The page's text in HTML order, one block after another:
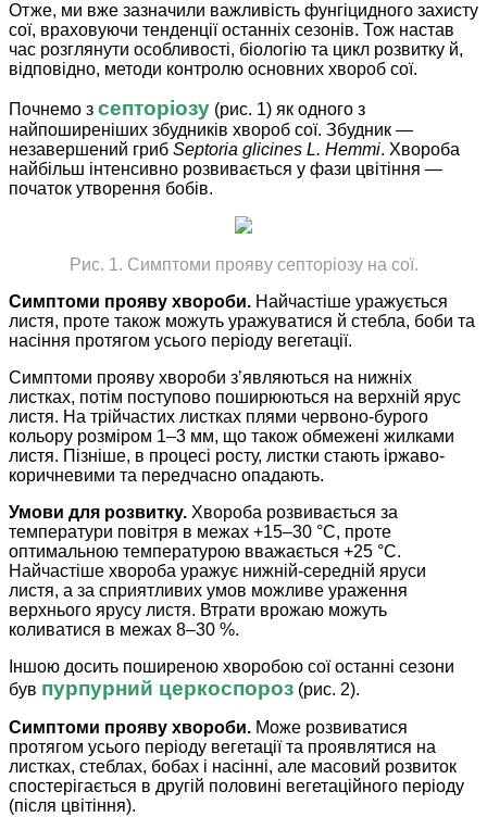
Отже, ми вже зазначили важливість фунгіцидного захисту
сої, враховуючи тенденції останніх сезонів. Тож настав
час розглянути особливості, біологію та цикл розвитку й,
відповідно, методи контролю основних хвороб сої.
Почнемо з септоріозу (рис. 1) як одного з
найпоширеніших збудників хвороб сої. Збудник —
незавершений гриб Septoria gliсines L. Hemmi. Хвороба
найбільш інтенсивно розвивається у фази цвітіння —
початок утворення бобів.
Рис. 1. Симптоми прояву септоріозу на сої.
Симптоми прояву хвороби. Найчастіше уражується
листя, проте також можуть уражуватися й стебла, боби та
насіння протягом усього періоду вегетації.
Симптоми прояву хвороби з’являються на нижніх
листках, потім поступово поширюються на верхній ярус
листя. На трійчастих листках плями червоно-бурого
кольору розміром 1–3 мм, що також обмежені жилками
листя. Пізніше, в процесі росту, листки стають іржаво-
коричневими та передчасно опадають.
Умови для розвитку. Хвороба розвивається за
температури повітря в межах +15–30 °С, проте
оптимальною температурою вважається +25 °С.
Найчастіше хвороба уражує нижній-середній яруси
листя, а за сприятливих умов можливе ураження
верхнього ярусу листя. Втрати врожаю можуть
коливатися в межах 8–30 %.
Іншою досить поширеною хворобою сої останні сезони
був пурпурний церкоспороз (рис. 2).
Симптоми прояву хвороби. Може розвиватися
протягом усього періоду вегетації та проявлятися на
листках, стеблах, бобах і насінні, але масовий розвиток
спостерігається в другій половині вегетаційного періоду
(після цвітіння).